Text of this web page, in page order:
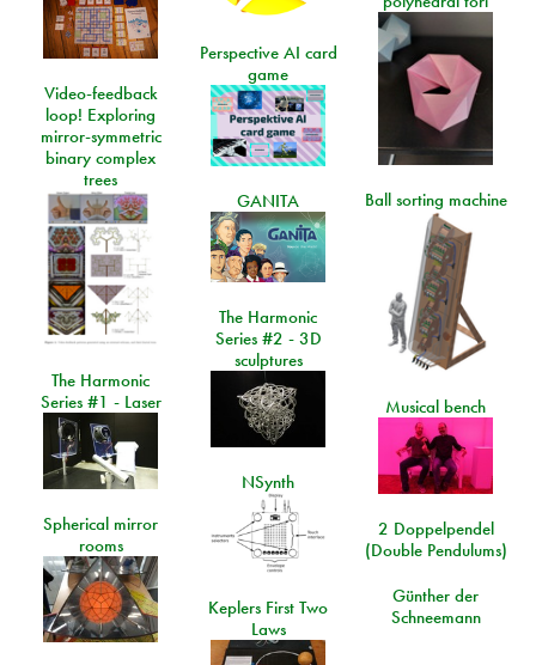
Perspective AI card
game
Video-feedback
loop! Exploring
mirror-symmetric
binary complex
trees
Ball sorting machine
GANITA
The Harmonic
Series #2 - 3D
sculptures
The Harmonic
Series #1 - Laser
Musical bench
NSynth
Spherical mirror
rooms
2 Doppelpendel
(Double Pendulums)
Günther der
Schneemann
Keplers First Two
Laws